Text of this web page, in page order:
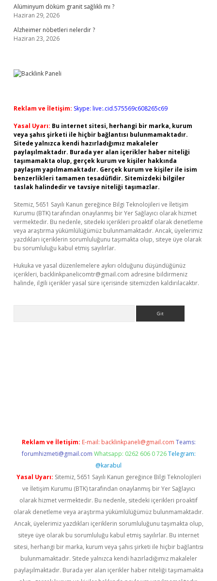
Alüminyum döküm granit sağlıklı mı ?
Haziran 29, 2026
Alzheimer nöbetleri nelerdir ?
Haziran 23, 2026
Reklam ve İletişim: Skype: live:.cid.575569c608265c69
Yasal Uyarı: Bu internet sitesi, herhangi bir marka, kurum
veya şahıs şirketi ile hiçbir bağlantısı bulunmamaktadır.
Sitede yalnızca kendi hazırladığımız makaleler
paylaşılmaktadır. Burada yer alan içerikler haber niteliği
taşımamakta olup, gerçek kurum ve kişiler hakkında
paylaşım yapılmamaktadır. Gerçek kurum ve kişiler ile isim
benzerlikleri tamamen tesadüfidir. Sitemizdeki bilgiler
taslak halindedir ve tavsiye niteliği taşımazlar.
Sitemiz, 5651 Sayılı Kanun gereğince Bilgi Teknolojileri ve İletişim
Kurumu (BTK) tarafından onaylanmış bir Yer Sağlayıcı olarak hizmet
vermektedir. Bu nedenle, sitedeki içerikleri proaktif olarak denetleme
veya araştırma yükümlülüğümüz bulunmamaktadır. Ancak, üyelerimiz
yazdıkları içeriklerin sorumluluğunu taşımakta olup, siteye üye olarak
bu sorumluluğu kabul etmiş sayılırlar.
Hukuka ve yasal düzenlemelere aykırı olduğunu düşündüğünüz
içerikleri, backlinkpanelicomtr@gmail.com adresine bildirmeniz
halinde, ilgili içerikler yasal süre içerisinde sitemizden kaldırılacaktır.
Reklam ve İletişim: E-mail: backlinkpaneli@gmail.com Teams:
forumhizmeti@gmail.com Whatsapp: 0262 606 0 726 Telegram:
@karabul
Yasal Uyarı: Sitemiz, 5651 Sayılı Kanun gereğince Bilgi Teknolojileri
ve İletişim Kurumu (BTK) tarafından onaylanmış bir Yer Sağlayıcı
olarak hizmet vermektedir. Bu nedenle, sitedeki içerikleri proaktif
olarak denetleme veya araştırma yükümlülüğümüz bulunmamaktadır.
Ancak, üyelerimiz yazdıkları içeriklerin sorumluluğunu taşımakta olup,
siteye üye olarak bu sorumluluğu kabul etmiş sayılırlar. Bu internet
sitesi, herhangi bir marka, kurum veya şahıs şirketi ile hiçbir bağlantısı
bulunmamaktadır. Sitede yalnızca kendi hazırladığımız makaleler
paylaşılmaktadır. Burada yer alan içerikler haber niteliği taşımamakta